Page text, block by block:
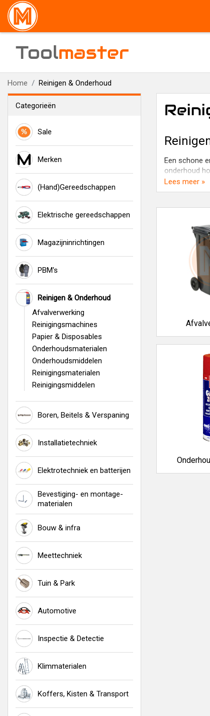
Toolmaster
Home Reinigen & Onderhoud
Categorieën
Sale
Merken
(Hand)Gereedschappen
Elektrische gereedschappen
Magazijninrichtingen
PBM's
Reinigen & Onderhoud
Afvalverwerking
Reinigingsmachines
Papier & Disposables
Onderhoudsmaterialen
Onderhoudsmiddelen
Reinigingsmaterialen
Reinigingsmiddelen
Boren, Beitels & Verspaning
Installatietechniek
Elektrotechniek en batterijen
Bevestiging- en montage-
materialen
Bouw & infra
Meettechniek
Tuin & Park
Automotive
Inspectie & Detectie
Klimmaterialen
Koffers, Kisten & Transport
Een schone
onderhoud
Alles
Van
Voor
het
Efficiënt
Met de
duurzaamheid.
Jouw
Direct
Houd je
Lees meer »